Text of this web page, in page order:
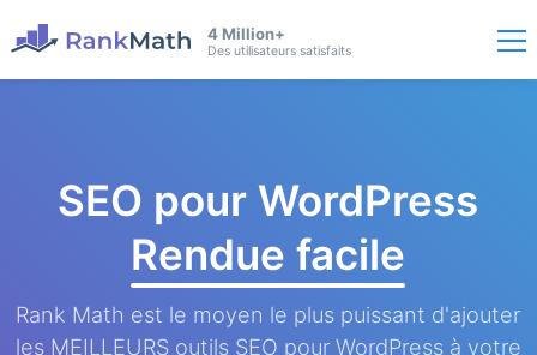
4 Million+
Des utilisateurs satisfaits
SEO pour WordPress
Rendue facile
Rank Math est le moyen le plus puissant d'ajouter
les MEILLEURS outils SEO pour WordPress à votre